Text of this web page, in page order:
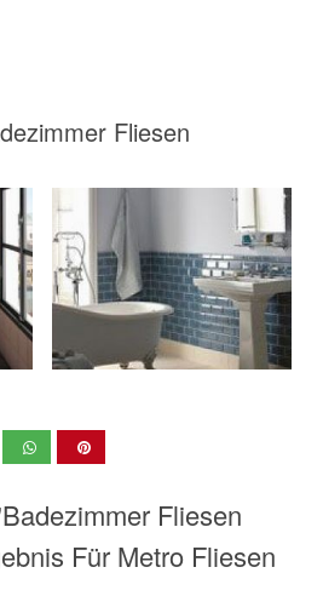
Fliesen
Fliesen
Für Metro Fliesen